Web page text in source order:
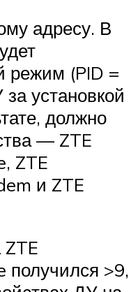
адресу. В
режим (PID =
установкой
должно
— ZTE
ZTE
и ZTE
получился >9,